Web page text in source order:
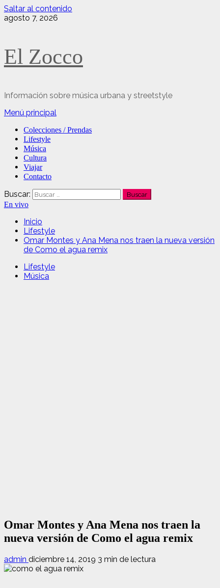
Saltar al contenido
agosto 7, 2026
El Zocco
Información sobre música urbana y streetstyle
Menú principal
Colecciones / Prendas
Lifestyle
Música
Cultura
Viajar
Contacto
Buscar:
En vivo
Inicio
Lifestyle
Omar Montes y Ana Mena nos traen la nueva versión
de Como el agua remix
Lifestyle
Música
Omar Montes y Ana Mena nos traen la
nueva versión de Como el agua remix
admin diciembre 14, 2019 3 min de lectura